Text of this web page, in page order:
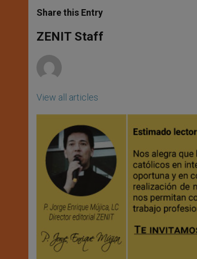
t
s
p
p
s
e
g
e
e
b
o
k
Share this Entry
ZENIT Staff
View all articles